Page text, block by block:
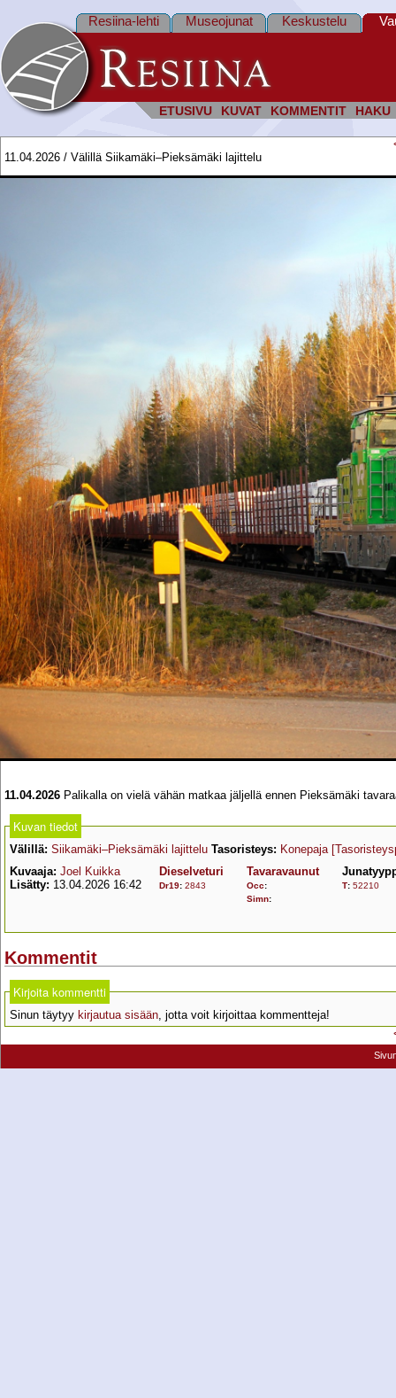
ETUSIVU KUVAT KOMMENTIT HAKU
Resiina-lehti Museojunat Keskustelu
11.04.2026 / Välillä Siikamäki–Pieksämäki lajittelu
11.04.2026 Palikalla on vielä vähän matkaa jäljellä ennen Pieksämäki
Kuvan tiedot
Välillä: Siikamäki–Pieksämäki lajittelu Tasoristeys: Konepaja
Kuvaaja: Joel Kuikka
Lisätty: 13.04.2026 16:42
Dieselveturi
Dr19: 2843
Tavaravaunut
Occ:
Simn:
T: 52210
Kommentit
Kirjoita kommentti
Sinun täytyy kirjautua sisään , jotta voit kirjoittaa kommentteja!